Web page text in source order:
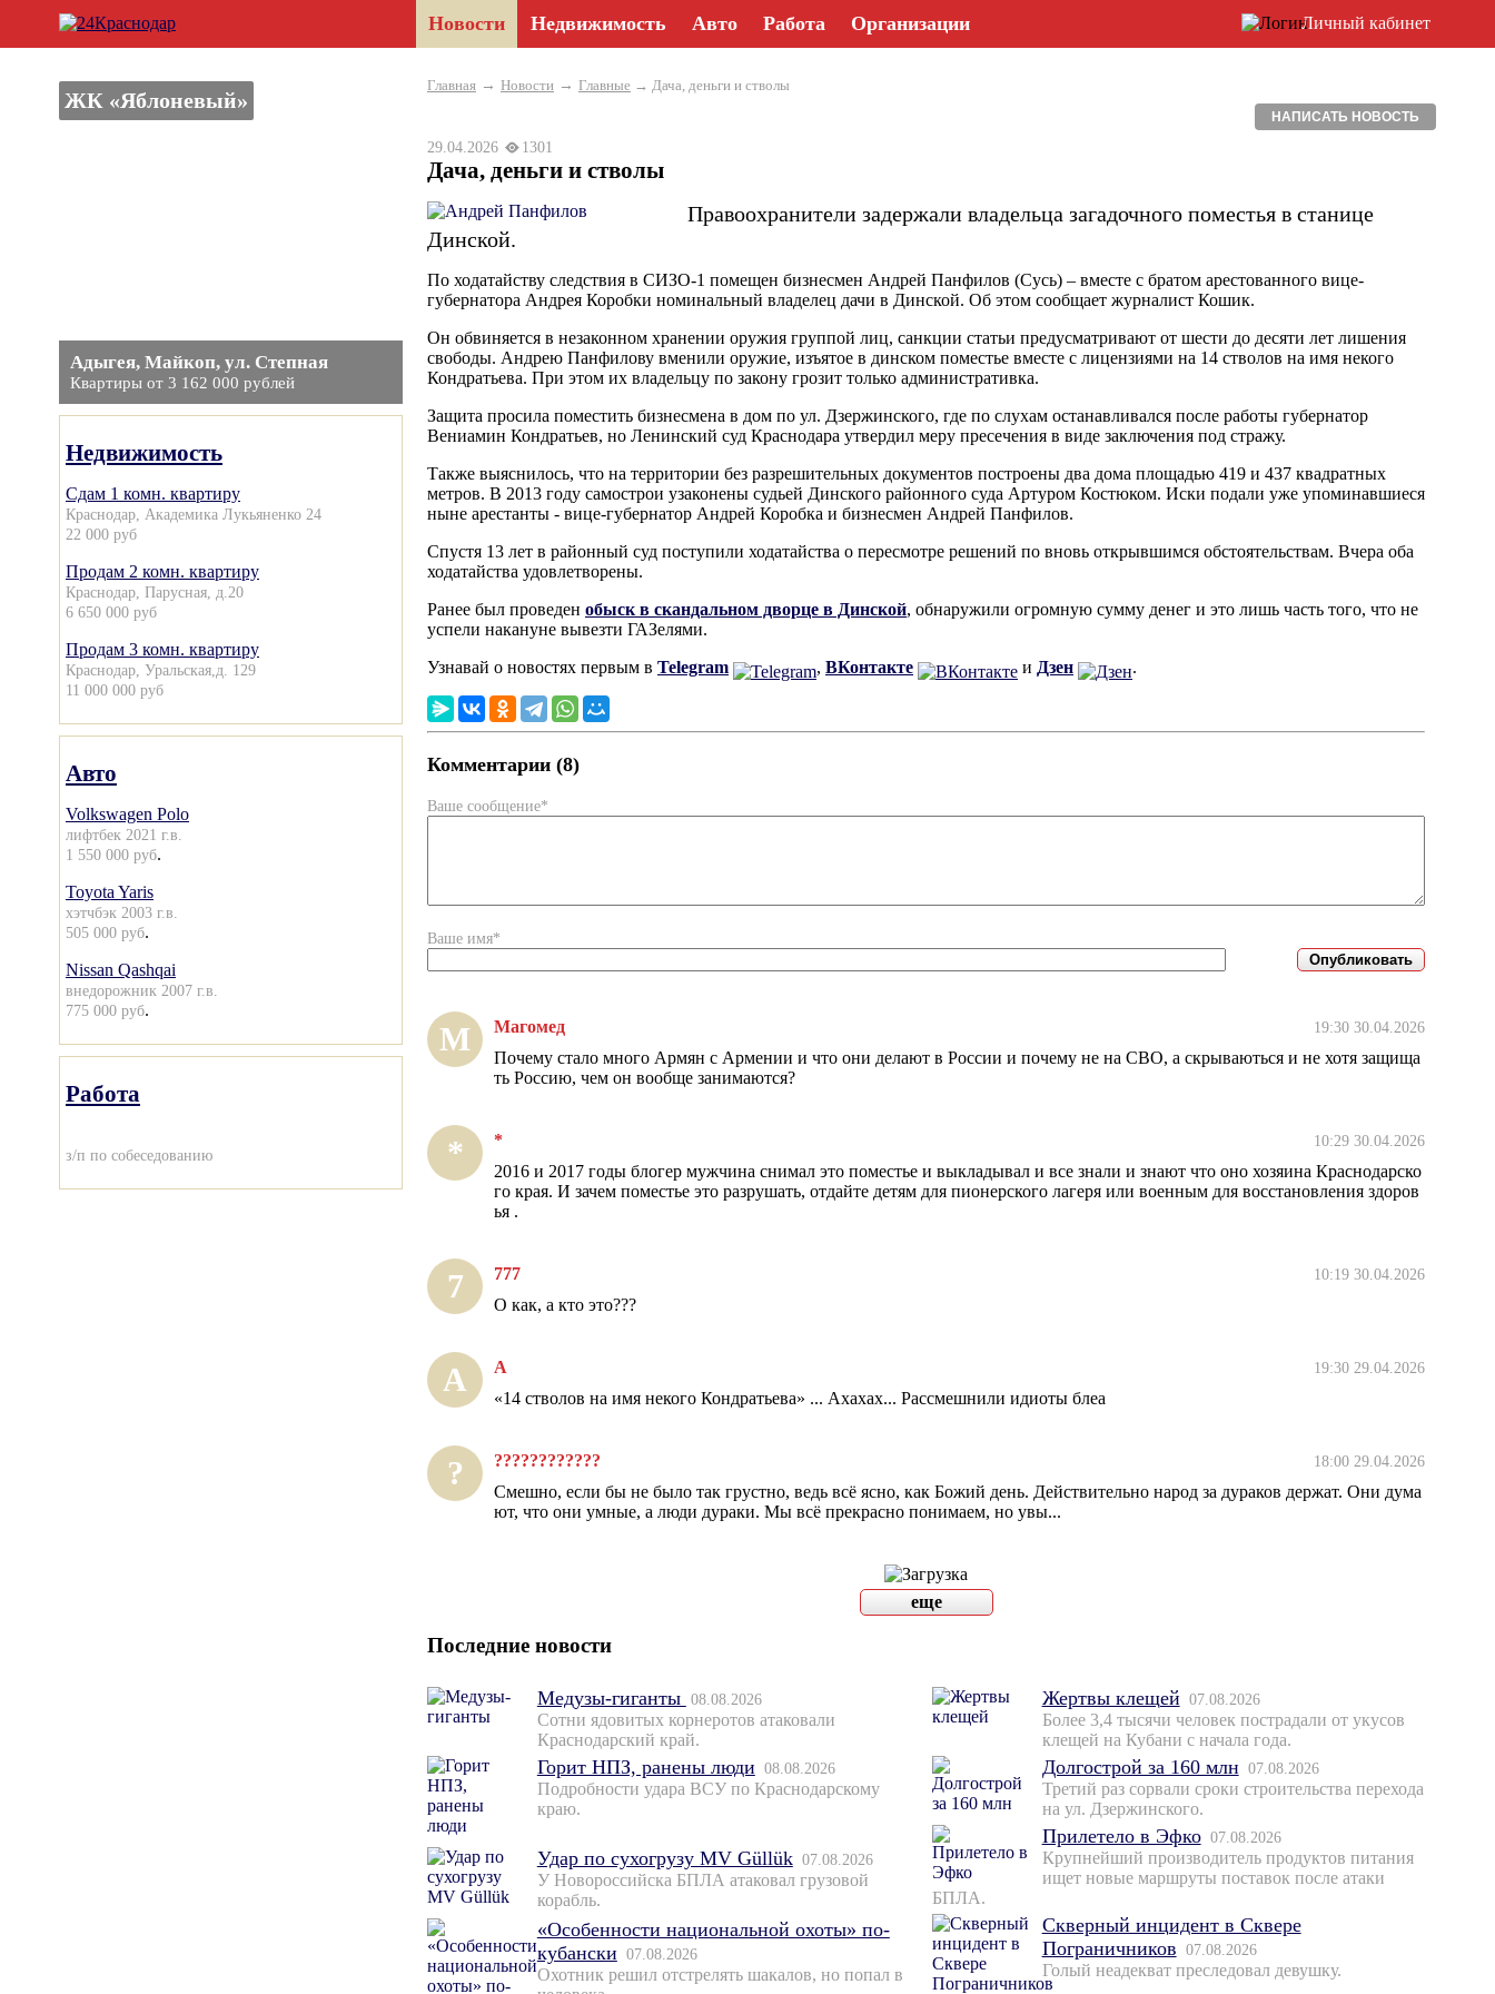
Новости Недвижимость Авто Работа Организации Личный кабинет
ЖК «Яблоневый»
Адыгея, Майкоп, ул. Степная
Квартиры от 3 162 000 рублей
Недвижимость
Сдам 1 комн. квартиру
Краснодар, Академика Лукьяненко 24
22 000 руб
Продам 2 комн. квартиру
Краснодар, Парусная, д.20
6 650 000 руб
Продам 3 комн. квартиру
Краснодар, Уральская,д. 129
11 000 000 руб
Авто
Volkswagen Polo
лифтбек 2021 г.в.
1 550 000 руб.
Toyota Yaris
хэтчбэк 2003 г.в.
505 000 руб.
Nissan Qashqai
внедорожник 2007 г.в.
775 000 руб.
Работа
з/п по собеседованию
Главная → Новости → Главные → Дача, деньги и стволы
НАПИСАТЬ НОВОСТЬ
29.04.2026 1301
Дача, деньги и стволы
Правоохранители задержали владельца загадочного поместья в станице
Динской.
По ходатайству следствия в СИЗО-1 помещен бизнесмен Андрей Панфилов (Сусь) – вместе с братом арестованного вице-
губернатора Андрея Коробки номинальный владелец дачи в Динской. Об этом сообщает журналист Кошик.
Он обвиняется в незаконном хранении оружия группой лиц, санкции статьи предусматривают от шести до десяти лет лишения
свободы. Андрею Панфилову вменили оружие, изъятое в динском поместье вместе с лицензиями на 14 стволов на имя некого
Кондратьева. При этом их владельцу по закону грозит только административка.
Защита просила поместить бизнесмена в дом по ул. Дзержинского, где по слухам останавливался после работы губернатор
Вениамин Кондратьев, но Ленинский суд Краснодара утвердил меру пресечения в виде заключения под стражу.
Также выяснилось, что на территории без разрешительных документов построены два дома площадью 419 и 437 квадратных
метров. В 2013 году самострои узаконены судьей Динского районного суда Артуром Костюком. Иски подали уже упоминавшиеся
ныне арестанты - вице-губернатор Андрей Коробка и бизнесмен Андрей Панфилов.
Спустя 13 лет в районный суд поступили ходатайства о пересмотре решений по вновь открывшимся обстоятельствам. Вчера оба
ходатайства удовлетворены.
Ранее был проведен обыск в скандальном дворце в Динской, обнаружили огромную сумму денег и это лишь часть того, что не
успели накануне вывезти ГАЗелями.
Узнавай о новостях первым в Telegram , ВКонтакте и Дзен .
Комментарии (8)
Ваше сообщение*
Ваше имя*
М Магомед 19:30 30.04.2026
Почему стало много Армян с Армении и что они делают в России и почему не на СВО, а скрываються и не хотя защища
ть Россию, чем он вообще занимаются?
* * 10:29 30.04.2026
2016 и 2017 годы блогер мужчина снимал это поместье и выкладывал и все знали и знают что оно хозяина Краснодарско
го края. И зачем поместье это разрушать, отдайте детям для пионерского лагеря или военным для восстановления здоров
ья .
7 777 10:19 30.04.2026
О как, а кто это???
А А 19:30 29.04.2026
«14 стволов на имя некого Кондратьева» ... Ахахах... Рассмешнили идиоты блеа
? ???????????? 18:00 29.04.2026
Смешно, если бы не было так грустно, ведь всë ясно, как Божий день. Действительно народ за дураков держат. Они дума
ют, что они умные, а люди дураки. Мы всë прекрасно понимаем, но увы...
еще
Последние новости
Медузы-гиганты 08.08.2026
Сотни ядовитых корнеротов атаковали
Краснодарский край.
Горит НПЗ, ранены люди 08.08.2026
Подробности удара ВСУ по Краснодарскому
краю.
Удар по сухогрузу MV Güllük 07.08.2026
У Новороссийска БПЛА атаковал грузовой
корабль.
«Особенности национальной охоты» по-
кубански 07.08.2026
Охотник решил отстрелять шакалов, но попал в
Жертвы клещей 07.08.2026
Более 3,4 тысячи человек пострадали от укусов
клещей на Кубани с начала года.
Долгострой за 160 млн 07.08.2026
Третий раз сорвали сроки строительства перехода
на ул. Дзержинского.
Прилетело в Эфко 07.08.2026
Крупнейший производитель продуктов питания
ищет новые маршруты поставок после атаки
БПЛА.
Скверный инцидент в Сквере
Пограничников 07.08.2026
Голый неадекват преследовал девушку.